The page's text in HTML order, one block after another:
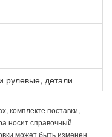
рулевые, детали
комплекте поставки,
носит справочный
может быть изменен